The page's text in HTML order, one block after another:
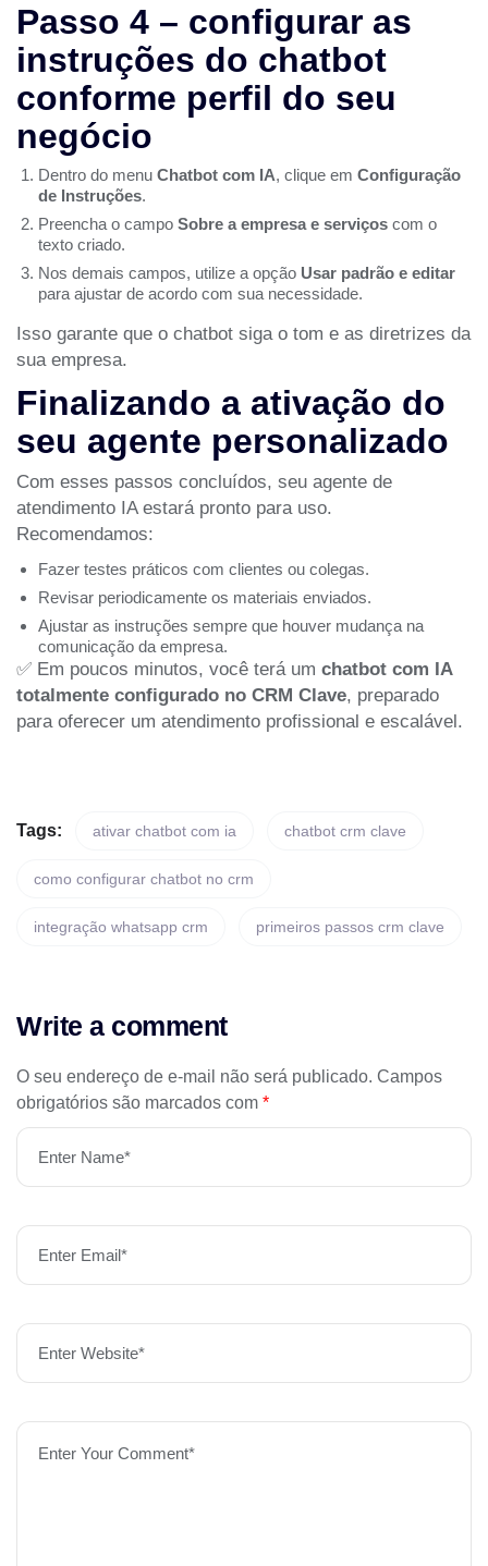
Passo 4 – configurar as
instruções do chatbot
conforme perfil do seu
negócio
Dentro do menu Chatbot com IA, clique em Configuração
de Instruções.
Preencha o campo Sobre a empresa e serviços com o
texto criado.
Nos demais campos, utilize a opção Usar padrão e editar
para ajustar de acordo com sua necessidade.
Isso garante que o chatbot siga o tom e as diretrizes da
sua empresa.
Finalizando a ativação do
seu agente personalizado
Com esses passos concluídos, seu agente de
atendimento IA estará pronto para uso.
Recomendamos:
Fazer testes práticos com clientes ou colegas.
Revisar periodicamente os materiais enviados.
Ajustar as instruções sempre que houver mudança na
comunicação da empresa.
✅ Em poucos minutos, você terá um chatbot com IA
totalmente configurado no CRM Clave, preparado
para oferecer um atendimento profissional e escalável.
Tags: ativar chatbot com ia chatbot crm clave
como configurar chatbot no crm
integração whatsapp crm primeiros passos crm clave
Write a comment
O seu endereço de e-mail não será publicado. Campos
obrigatórios são marcados com *
Enter Name*
Enter Email*
Enter Website*
Enter Your Comment*